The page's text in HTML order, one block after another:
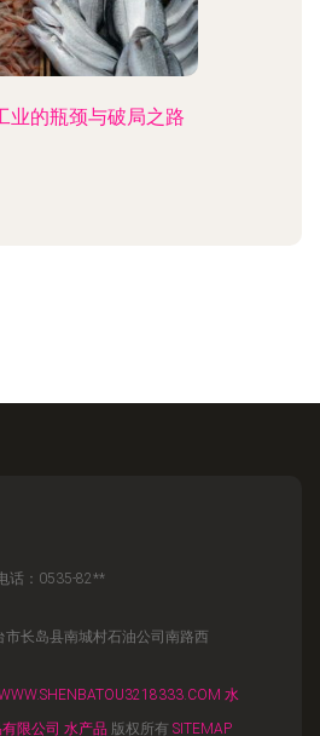
业的瓶颈与破局之路
话：0535-82**
市长岛县南城村石油公司南路西
水
限公司 水产品 版权所有 SITEMAP